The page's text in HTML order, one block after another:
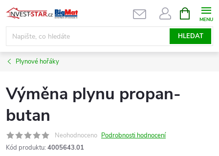
Přejít
na
obsah
HLEDAT
NÁKUPNÍ
KOŠÍK
Plynové hořáky
Výměna plynu propan-
butan
Neohodnoceno Podrobnosti hodnocení
Kód produktu: 4005643.01